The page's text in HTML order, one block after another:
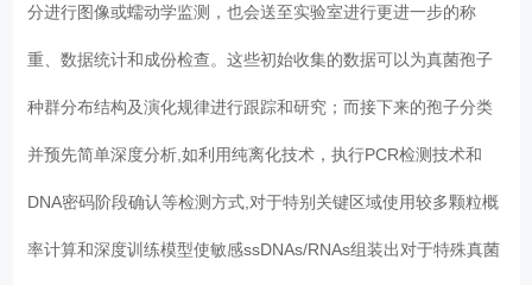
分进行图像或蠕动学监测，也会送至实验室进行更进一步的称
重、数据统计和成份检查。这些初始收集的数据可以为真菌孢子
种群分布结构及演化规律进行跟踪和研究；而接下来的孢子分类
并预先简单深度分析,如利用纯离化技术，执行PCR检测技术和
DNA密码阶段确认等检测方式,对于特别关键区域使用较多颗粒概
率计算和深度训练模型使敏感ssDNAs/RNAs组装出对于特殊真菌